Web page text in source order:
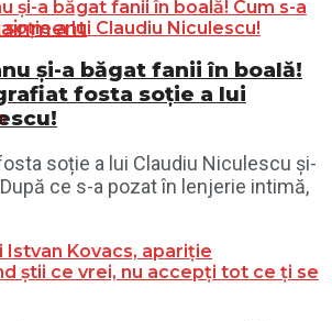
și-a băgat fanii în boală!
fosta soție a lui
soție a lui Claudiu Niculescu și-
ce s-a pozat în lenjerie intimă,